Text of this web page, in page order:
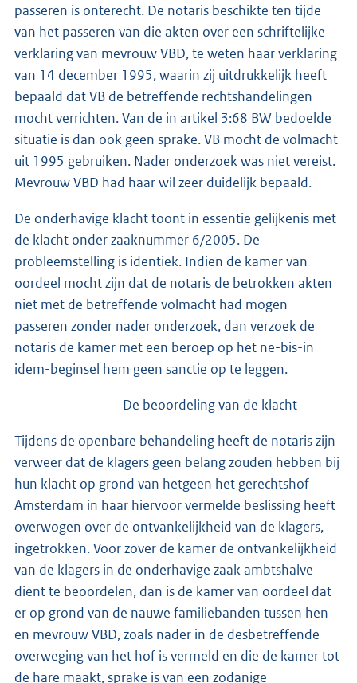
passeren is onterecht. De notaris beschikte ten tijde
van het passeren van die akten over een schriftelijke
verklaring van mevrouw VBD, te weten haar verklaring
van 14 december 1995, waarin zij uitdrukkelijk heeft
bepaald dat VB de betreffende rechtshandelingen
mocht verrichten. Van de in artikel 3:68 BW bedoelde
situatie is dan ook geen sprake. VB mocht de volmacht
uit 1995 gebruiken. Nader onderzoek was niet vereist.
Mevrouw VBD had haar wil zeer duidelijk bepaald.
De onderhavige klacht toont in essentie gelijkenis met
de klacht onder zaaknummer 6/2005. De
probleemstelling is identiek. Indien de kamer van
oordeel mocht zijn dat de notaris de betrokken akten
niet met de betreffende volmacht had mogen
passeren zonder nader onderzoek, dan verzoek de
notaris de kamer met een beroep op het ne-bis-in
idem-beginsel hem geen sanctie op te leggen.
De beoordeling van de klacht
Tijdens de openbare behandeling heeft de notaris zijn
verweer dat de klagers geen belang zouden hebben bij
hun klacht op grond van hetgeen het gerechtshof
Amsterdam in haar hiervoor vermelde beslissing heeft
overwogen over de ontvankelijkheid van de klagers,
ingetrokken. Voor zover de kamer de ontvankelijkheid
van de klagers in de onderhavige zaak ambtshalve
dient te beoordelen, dan is de kamer van oordeel dat
er op grond van de nauwe familiebanden tussen hen
en mevrouw VBD, zoals nader in de desbetreffende
overweging van het hof is vermeld en die de kamer tot
de hare maakt, sprake is van een zodanige